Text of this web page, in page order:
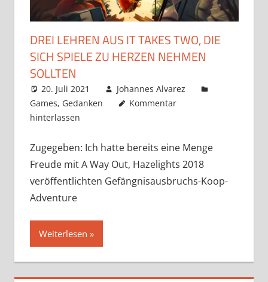
DREI LEHREN AUS IT TAKES TWO, DIE
SICH SPIELE ZU HERZEN NEHMEN
SOLLTEN
20. Juli 2021
Johannes Alvarez
Games, Gedanken
Kommentar
hinterlassen
Zugegeben: Ich hatte bereits eine Menge
Freude mit A Way Out, Hazelights 2018
veröffentlichten Gefängnisausbruchs-Koop-
Adventure
Weiterlesen